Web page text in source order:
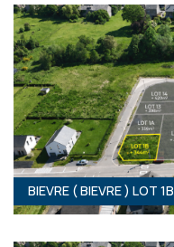
BIEVRE ( BIEVRE ) LOT 1B